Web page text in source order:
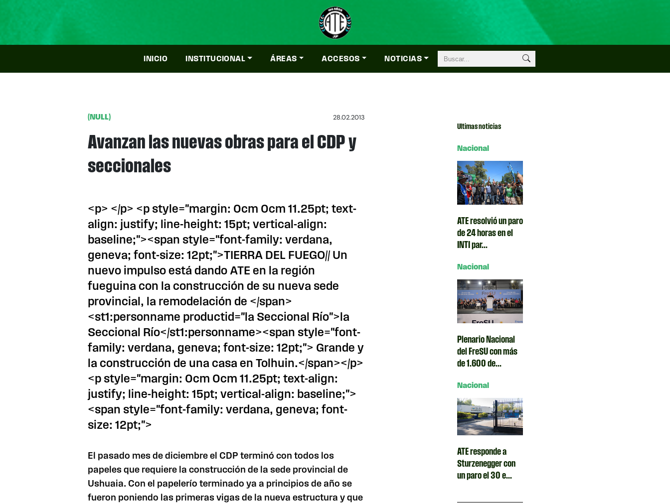
INICIO INSTITUCIONAL ÁREAS ACCESOS NOTICIAS
(NULL) 28.02.2013
Avanzan las nuevas obras para el CDP y
seccionales
<p> </p> <p style="margin: 0cm 0cm 11.25pt; text-
align: justify; line-height: 15pt; vertical-align:
baseline;"><span style="font-family: verdana,
geneva; font-size: 12pt;">TIERRA DEL FUEGO// Un
nuevo impulso está dando ATE en la región
fueguina con la construcción de su nueva sede
provincial, la remodelación de </span>
<st1:personname productid="la Seccional Río">la
Seccional Río</st1:personname><span style="font-
family: verdana, geneva; font-size: 12pt;"> Grande y
la construcción de una casa en Tolhuin.</span></p>
<p style="margin: 0cm 0cm 11.25pt; text-align:
justify; line-height: 15pt; vertical-align: baseline;">
<span style="font-family: verdana, geneva; font-
size: 12pt;">
El pasado mes de diciembre el CDP terminó con todos los
papeles que requiere la construcción de la sede provincial de
Ushuaia. Con el papelerío terminado ya a principios de año se
fueron poniendo las primeras vigas de la nueva estructura y que
Ultimas noticias
Nacional
ATE resolvió un paro
de 24 horas en el
INTI par...
Nacional
Plenario Nacional
del FreSU con más
de 1.600 de...
Nacional
ATE responde a
Sturzenegger con
un paro el 30 e...